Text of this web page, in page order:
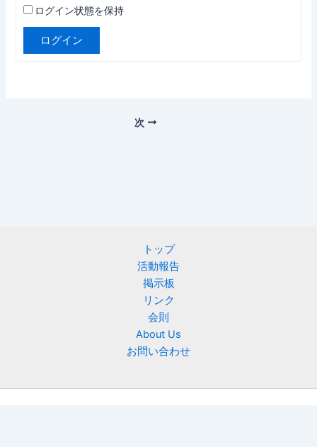
ログイン状態を保持
ログイン
次
トップ
活動報告
掲示板
リンク
会則
About Us
お問い合わせ